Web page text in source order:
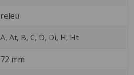
releu
A, At, B, C, D, Di, H, Ht
72 mm